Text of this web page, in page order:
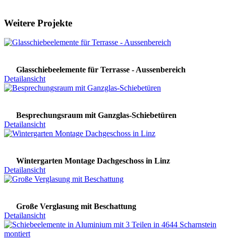
Weitere Projekte
Glasschiebeelemente für Terrasse - Aussenbereich
Detailansicht
Besprechungsraum mit Ganzglas-Schiebetüren
Detailansicht
Wintergarten Montage Dachgeschoss in Linz
Detailansicht
Große Verglasung mit Beschattung
Detailansicht